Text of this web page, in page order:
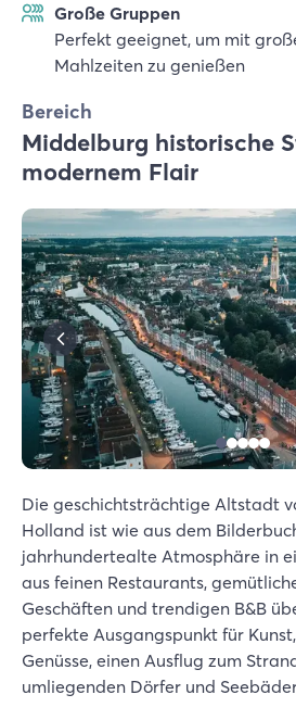
Große Gruppen
Perfekt geeignet, um mit
Mahlzeiten zu genießen
Bereich
Middelburg historische
modernem Flair
Die geschichtsträchtige Altstadt
Holland ist wie aus dem
jahrhundertealte Atmosphäre in
aus feinen Restaurants,
Geschäften und trendigen B&B
perfekte Ausgangspunkt für
Genüsse, einen Ausflug zum
umliegenden Dörfer und